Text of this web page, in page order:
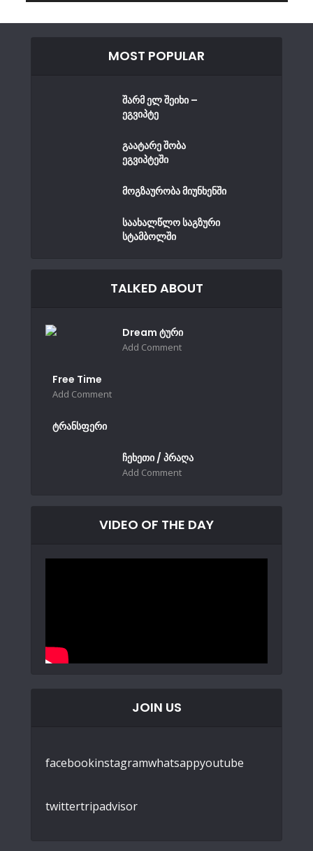
MOST POPULAR
შარმ ელ შეიხი –
ეგვიპტე
გაატარე შობა
ეგვიპტეში
მოგზაურობა მიუნხენში
საახალწლო საგზური
სტამბოლში
TALKED ABOUT
Dream ტური
Add Comment
Free Time
Add Comment
ტრანსფერი
ჩეხეთი / პრაღა
Add Comment
VIDEO OF THE DAY
JOIN US
facebookinstagramwhatsappyoutube
twittertripadvisor